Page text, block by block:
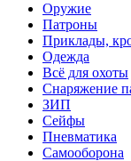
Оружие
Патроны
Приклады,
Одежда
Всё для охоты
Снаряжение
ЗИП
Сейфы
Пневматика
Самооборона